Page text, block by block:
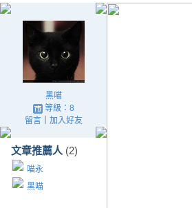
黑喵
等級：8
留言｜ 加入好友
文章推薦人 (2)
喵永
黑喵